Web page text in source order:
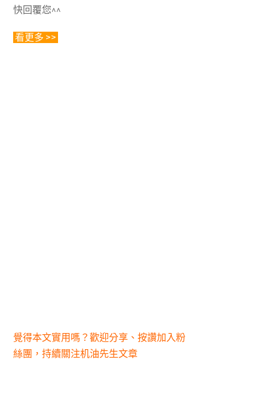
快回覆您^^
看更多 >>
覺得本文實用嗎？歡迎分享、按讚加入粉
絲團，持續關注机油先生文章